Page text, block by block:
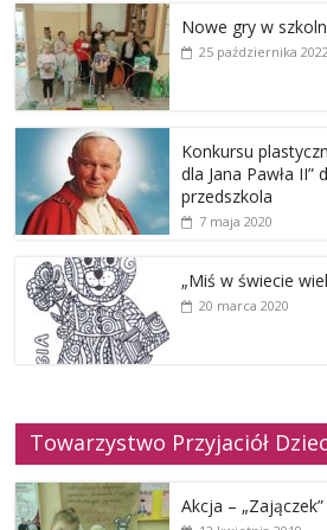
Nowe gry w
25 października
Konkursu
dla Jana Pawła II”
przedszkola
7 maja 2020
„Miś w świecie
20 marca 2020
Towarzystwo Przyjaciół
Akcja –